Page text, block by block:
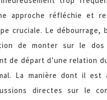
approche réfléchie et
cruciale. Le débourrage,
de monter sur le dos
de départ d’une relation
La manière dont il est
directes sur le